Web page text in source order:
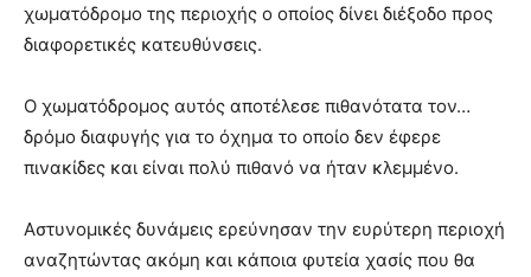
χωματόδρομο της περιοχής ο οποίος δίνει διέξοδο προς
διαφορετικές κατευθύνσεις.
Ο χωματόδρομος αυτός αποτέλεσε πιθανότατα τον…
δρόμο διαφυγής για το όχημα το οποίο δεν έφερε
πινακίδες και είναι πολύ πιθανό να ήταν κλεμμένο.
Αστυνομικές δυνάμεις ερεύνησαν την ευρύτερη περιοχή
αναζητώντας ακόμη και κάποια φυτεία χασίς που θα